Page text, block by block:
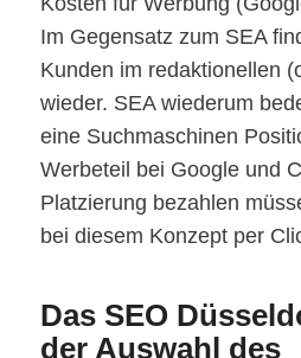
Im Gegensatz zum SEA
Kunden im redaktionellen
wieder. SEA wiederum
eine Suchmaschinen
Werbeteil bei Google und
Platzierung bezahlen
bei diesem Konzept per
Das SEO
der Auswahl des